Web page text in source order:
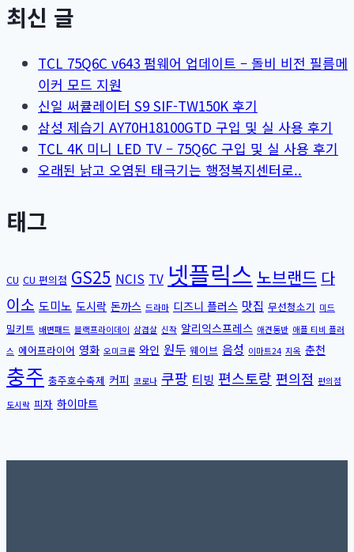
최신 글
TCL 75Q6C v643 펌웨어 업데이트 – 돌비 비전 필름메
이커 모드 지원
신일 써큘레이터 S9 SIF-TW150K 후기
삼성 제습기 AY70H18100GTD 구입 및 실 사용 후기
TCL 4K 미니 LED TV – 75Q6C 구입 및 실 사용 후기
오래된 낡고 오염된 태극기는 행정복지센터로..
태그
CU CU 편의점 GS25 NCIS TV 넷플릭스 노브랜드 다
이소 도미노 도시락 돈까스 드라마 디즈니 플러스 맛집 무선청소기 미드
밀키트 배변패드 블랙프라이데이 삼겹살 신작 알리익스프레스 애견동반 애플 티비 플러
스 에어프라이어 영화 오미크론 와인 원두 웨이브 음성 이마트24 지옥 춘천
충주 충주호수축제 커피 코로나 쿠팡 티빙 편스토랑 편의점 편의점
도시락 피자 하이마트